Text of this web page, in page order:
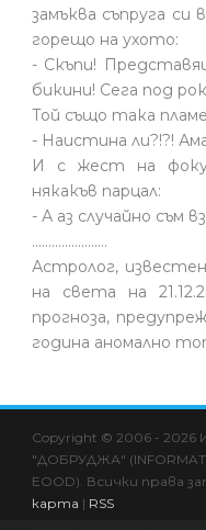
замъква съпруга
горещо на ухото:
- Скъпи!
бикини! Сега под
Той също така
- Наистина ли?!?!
И с жест на
някакъв парцал:
- А аз случайно съм
.......................
Астролог,
на света на
прогноза,
година аномално
Copyright © 2006 -
"ДОБРУДЖА"
EOOD). Всички права
карта | RSS